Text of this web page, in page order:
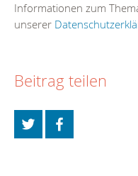
Informationen zum
unserer
Beitrag teilen